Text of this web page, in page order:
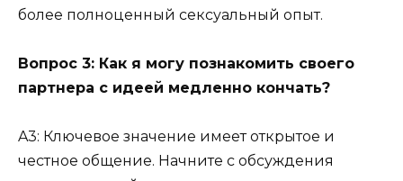
более полноценный сексуальный опыт.
Вопрос 3: Как я могу познакомить своего
партнера с идеей медленно кончать?
A3: Ключевое значение имеет открытое и
честное общение. Начните с обсуждения